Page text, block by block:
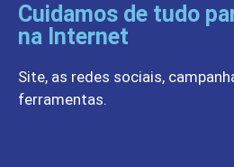
Cuidamos de tudo
na Internet
Site, as redes sociais,
ferramentas.